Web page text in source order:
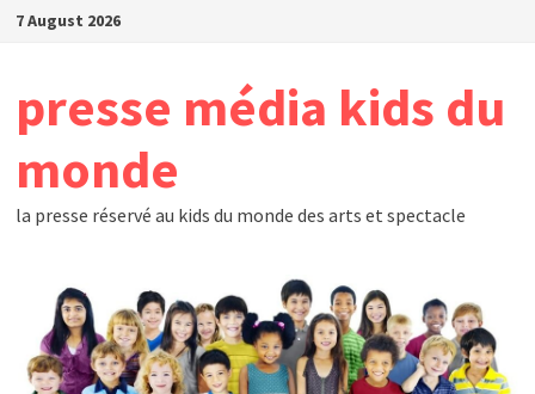
Skip7 August 2026
presse média kids du
monde
la presse réservé au kids du monde des arts et spectacle